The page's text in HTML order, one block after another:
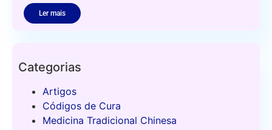
Ler mais
Categorias
Artigos
Códigos de Cura
Medicina Tradicional Chinesa